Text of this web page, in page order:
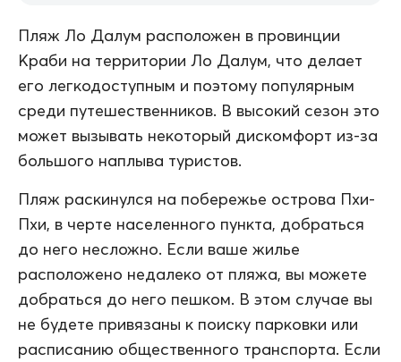
Пляж Ло Далум расположен в провинции
Краби на территории Ло Далум, что делает
его легкодоступным и поэтому популярным
среди путешественников. В высокий сезон это
может вызывать некоторый дискомфорт из-за
большого наплыва туристов.
Пляж раскинулся на побережье острова Пхи-
Пхи, в черте населенного пункта, добраться
до него несложно. Если ваше жилье
расположено недалеко от пляжа, вы можете
добраться до него пешком. В этом случае вы
не будете привязаны к поиску парковки или
расписанию общественного транспорта. Если